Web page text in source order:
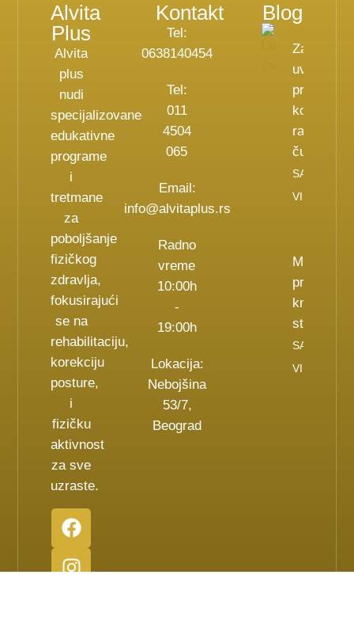
Alvita
Plus
Alvita
plus
nudi
specijalizovane
edukativne
programe
i
tretmane
za
poboljšanje
fizičkog
zdravlja,
fokusirajući
se na
rehabilitaciju,
korekciju
posture,
i
fizičku
aktivnost
za sve
uzraste.
Kontakt
Tel:
0638140454
Tel:
011
4504
065
Email:
info@alvitaplus.rs
Radno
vreme
10:00h
-
19:00h
Lokacija:
Nebojšina
53/7,
Beograd
Blog
Zašto
uvodimo
promene u
konceptu
rada na
SAZNAJ
VIŠE
Moja
prva
knjiga o
stopalima
SAZNAJ
VIŠE